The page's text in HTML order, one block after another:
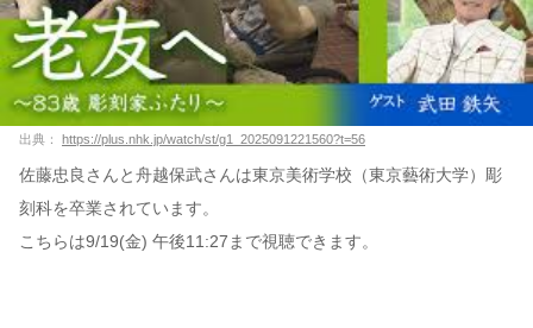
出典： https://plus.nhk.jp/watch/st/g1_2025091221560?t=56
佐藤忠良さんと舟越保武さんは東京美術学校（東京藝術大学）彫
刻科を卒業されています。
こちらは9/19(金) 午後11:27まで視聴できます。